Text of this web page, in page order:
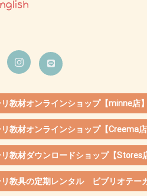
教材オンラインショップ【minne店】
教材オンラインショップ【Creema店
教材ダウンロードショップ【Stores
リ教具の定期レンタル ビブリオテー